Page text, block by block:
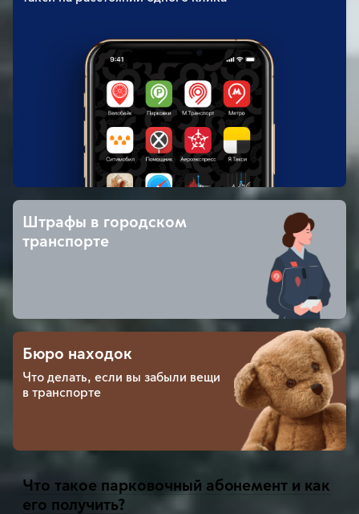
Штрафы в городском
транспорте
Бюро находок
Что делать, если вы забыли вещи
в транспорте
Что такое парковочный абонемент и как
его получить?